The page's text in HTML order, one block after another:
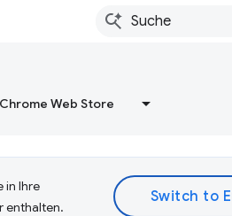
Chrome Web Store
in Ihre
enthalten.